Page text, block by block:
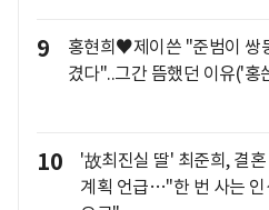
9
홍현희♥제이쓴 "준범이 쌍
겼다"..그간 뜸했던 이유('홍
10
'故최진실 딸' 최준희, 결
계획 언급…"한 번 사는 인